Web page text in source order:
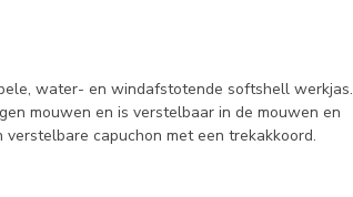
water- en windafstotende softshell werkjas.
mouwen en is verstelbaar in de mouwen en
capuchon met een trekakkoord.